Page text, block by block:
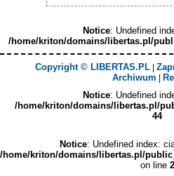
Notice: Undefined
/home/kriton/domains/libertas.pl/
Copyright © LIBERTAS.PL|
Archiwum
Notice: Undefined
/home/kriton/domains/libertas.pl/
44
Notice: Undefined index:
/home/kriton/domains/libertas.pl/
on line 2